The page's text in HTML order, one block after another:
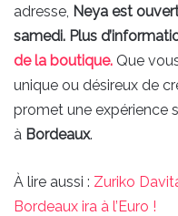
adresse, Neya est
samedi. Plus
de la boutique. Que
unique ou désireux de
promet une expérience
à Bordeaux.
À lire aussi : Zuriko
Bordeaux ira à l’Euro !